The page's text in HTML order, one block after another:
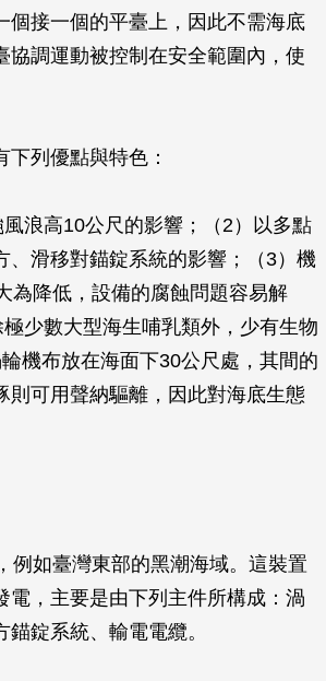
個接一個的平臺上，因此不需海底
調運動被控制在安全範圍內，使
列優點與特色：
浪高10公尺的影響；（2）以多點
滑移對錨錠系統的影響；（3）機
為降低，設備的腐蝕問題容易解
少數大型海生哺乳類外，少有生物
機布放在海面下30公尺處，其間的
則可用聲納驅離，因此對海底生態
例如臺灣東部的黑潮海域。這裝置
，主要是由下列主件所構成：渦
錠系統、輸電電纜。